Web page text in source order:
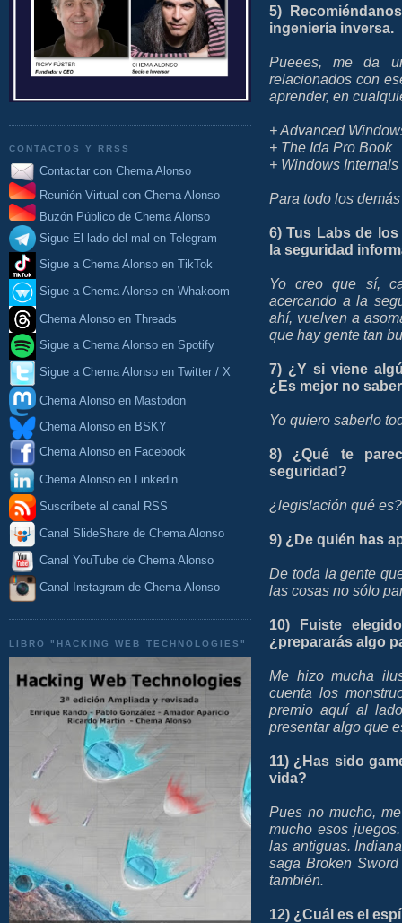
CONTACTOS Y RRSS
Contactar con Chema Alonso
Reunión Virtual con Chema Alonso
Buzón Público de Chema Alonso
Sigue El lado del mal en Telegram
Sigue a Chema Alonso en TikTok
Sigue a Chema Alonso en Whakoom
Chema Alonso en Threads
Sigue a Chema Alonso en Spotify
Sigue a Chema Alonso en Twitter / X
Chema Alonso en Mastodon
Chema Alonso en BSKY
Chema Alonso en Facebook
Chema Alonso en Linkedin
Suscríbete al canal RSS
Canal SlideShare de Chema Alonso
Canal YouTube de Chema Alonso
Canal Instagram de Chema Alonso
LIBRO "HACKING WEB TECHNOLOGIES"
5)
ingeniería inversa.
Pueees, me da
relacionados con
aprender, en
+ Advanced
+ The Ida Pro Book
+ Windows
Para todo los
6) Tus Labs de los
la seguridad
Yo creo que sí,
acercando a la
ahí, vuelven a
que hay gente tan
7) ¿Y si viene
¿Es mejor no
Yo quiero saberlo
8) ¿Qué te
seguridad?
¿legislación qué
9) ¿De quién has
De toda la gente
las cosas no sólo
10) Fuiste
¿prepararás algo
Me hizo mucha
cuenta los
premio aquí al
presentar algo que
11) ¿Has sido
vida?
Pues no mucho,
mucho esos
las antiguas.
saga Broken
también.
12) ¿Cuál es el